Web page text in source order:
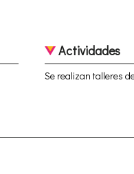
Actividades
Se realizan talleres